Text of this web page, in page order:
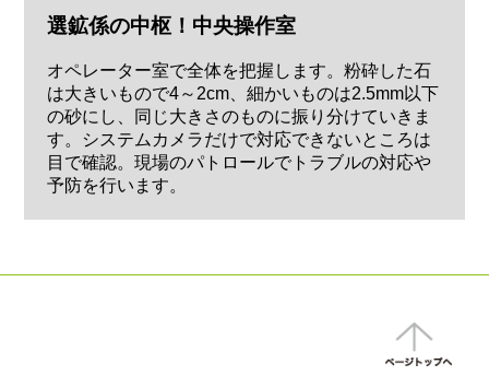
選鉱係の中枢！中央操作室
オペレーター室で全体を把握します。粉砕した石
は大きいもので4～2cm、細かいものは2.5mm以下
の砂にし、同じ大きさのものに振り分けていきま
す。システムカメラだけで対応できないところは
目で確認。現場のパトロールでトラブルの対応や
予防を行います。